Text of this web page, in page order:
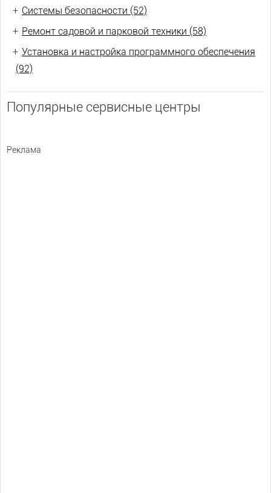
+ Системы безопасности (52)
+ Ремонт садовой и парковой техники (58)
+ Установка и настройка программного обеспечения
(92)
Популярные сервисные центры
Реклама